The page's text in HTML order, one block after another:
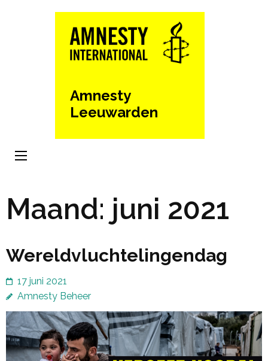
Amnesty
Leeuwarden
Maand: juni 2021
Wereldvluchtelingendag
17 juni 2021
Amnesty Beheer